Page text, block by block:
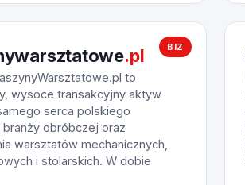
BIZ
.pl
to
wysoce transakcyjny aktyw
serca polskiego
branży obróbczej oraz
warsztatów mechanicznych,
i stolarskich. W dobie